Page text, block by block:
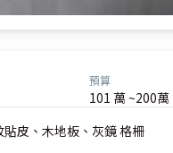
預算
101 萬 ~200萬
皮、木地板、灰鏡 格柵